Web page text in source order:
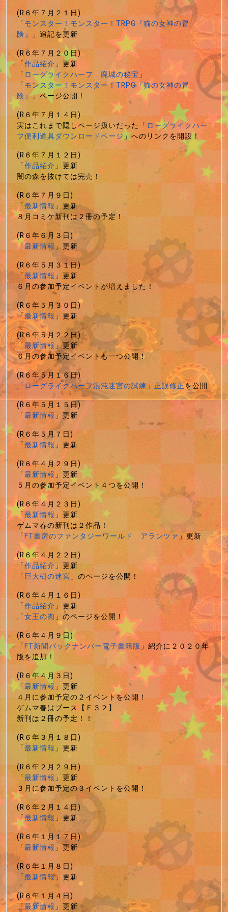
(R６年７月２１日)
「モンスター！モンスター！TRPG『猫の女神の冒
険』 」追記を更新
(R６年７月２０日)
「作品紹介」更新
「ローグライクハーフ 廃城の秘宝」
「モンスター！モンスター！TRPG『猫の女神の冒
険』」ページ公開！
(R６年７月１４日)
実はこれまで隠しページ扱いだった「ローグライクハー
フ便利道具ダウンロードページ」へのリンクを開設！
(R６年７月１２日)
「作品紹介」更新
闇の森を抜けては完売！
(R６年７月９日)
「最新情報」更新
８月コミケ新刊は２冊の予定！
(R６年６月３日)
「最新情報」更新
(R６年５月３１日)
「最新情報」更新
６月の参加予定イベントが増えました！
(R６年５月３０日)
「最新情報」更新
(R６年５月２２日)
「最新情報」更新
６月の参加予定イベントも一つ公開！
(R６年５月１６日)
「ローグライクハーフ混沌迷宮の試練」正誤修正を公開
(R６年５月１５日)
「最新情報」更新
(R６年５月７日)
「最新情報」更新
(R６年４月２９日)
「最新情報」更新
５月の参加予定イベント４つを公開！
(R６年４月２３日)
「最新情報」更新
ゲムマ春の新刊は２作品！
「FT書房のファンタジーワールド アランツァ」更新
(R６年４月２２日)
「作品紹介」更新
「巨大樹の迷宮」のページを公開！
(R６年４月１６日)
「作品紹介」更新
「女王の肉」のページを公開！
(R６年４月９日)
「FT新聞バックナンバー電子書籍版」紹介に２０２０年
版を追加！
(R６年４月３日)
「最新情報」更新
４月に参加予定の２イベントを公開！
ゲムマ春はブース【Ｆ３２】
新刊は２冊の予定！！
(R６年３月１８日)
「最新情報」更新
(R６年２月２９日)
「最新情報」更新
３月に参加予定の３イベントを公開！
(R６年２月１４日)
「最新情報」更新
(R６年１月１７日)
「最新情報」更新
(R６年１月８日)
「最新情報」更新
(R６年１月４日)
「最新情報」更新